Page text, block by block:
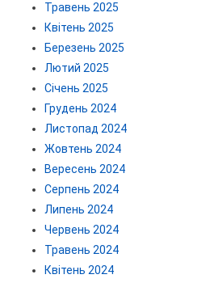
Травень 2025
Квітень 2025
Березень 2025
Лютий 2025
Січень 2025
Грудень 2024
Листопад 2024
Жовтень 2024
Вересень 2024
Серпень 2024
Липень 2024
Червень 2024
Травень 2024
Квітень 2024